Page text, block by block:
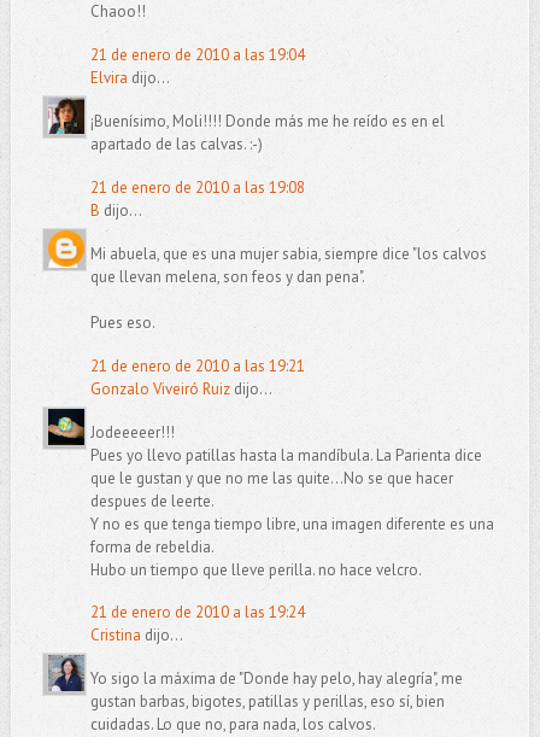
Chaoo!!
21 de enero de 2010 a las 19:04
Elvira dijo...
¡Buenísimo, Moli!!!! Donde más me he reído es en el
apartado de las calvas. :-)
21 de enero de 2010 a las 19:08
B dijo...
Mi abuela, que es una mujer sabia, siempre dice "los calvos
que llevan melena, son feos y dan pena".
Pues eso.
21 de enero de 2010 a las 19:21
Gonzalo Viveiró Ruizdijo...
Jodeeeeer!!!
Pues yo llevo patillas hasta la mandíbula. La Parienta dice
que le gustan y que no me las quite...No se que hacer
despues de leerte.
Y no es que tenga tiempo libre, una imagen diferente es una
forma de rebeldia.
Hubo un tiempo que lleve perilla. no hace velcro.
21 de enero de 2010 a las 19:24
Cristina dijo...
Yo sigo la máxima de "Donde hay pelo, hay alegría", me
gustan barbas, bigotes, patillas y perillas, eso sí, bien
cuidadas. Lo que no, para nada, los calvos.